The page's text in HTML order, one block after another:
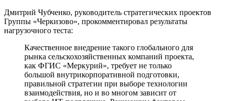
Дмитрий Чубченко, руководитель стратегических проектов
Группы «Черкизово», прокомментировал результаты
нагрузочного теста:
Качественное внедрение такого глобального для
рынка сельскохозяйственных компаний проекта,
как ФГИС «Меркурий», требует не только
большой внутрикорпоративной подготовки,
правильной стратегии при выборе технологии
взаимодействия, но и во многом зависит от